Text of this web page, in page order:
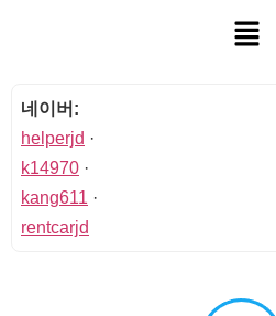
네이버:
helperjd ·
k14970 ·
kang611 ·
rentcarjd